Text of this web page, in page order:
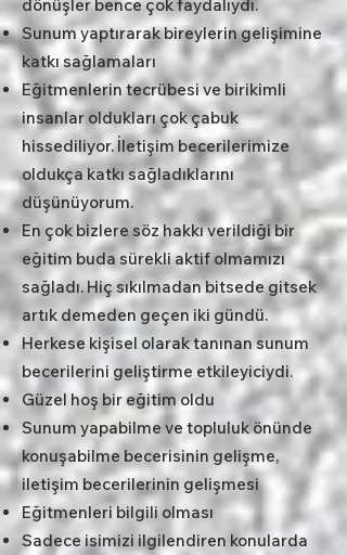
dönüşler bence çok faydalıydı.
Sunum yaptırarak bireylerin gelişimine
katkı sağlamaları
Eğitmenlerin tecrübesi ve birikimli
insanlar oldukları çok çabuk
hissediliyor. İletişim becerilerimize
oldukça katkı sağladıklarını
düşünüyorum.
En çok bizlere söz hakkı verildiği bir
eğitim buda sürekli aktif olmamızı
sağladı. Hiç sıkılmadan bitsede gitsek
artık demeden geçen iki gündü.
Herkese kişisel olarak tanınan sunum
becerilerini geliştirme etkileyiciydi.
Güzel hoş bir eğitim oldu
Sunum yapabilme ve topluluk önünde
konuşabilme becerisinin gelişme,
iletişim becerilerinin gelişmesi
Eğitmenleri bilgili olması
Sadece isimizi ilgilendiren konularda